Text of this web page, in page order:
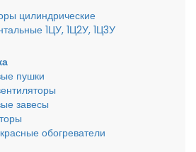
цилиндрические
1ЦУ, 1Ц2У, 1Ц3У
пушки
завесы
обогреватели